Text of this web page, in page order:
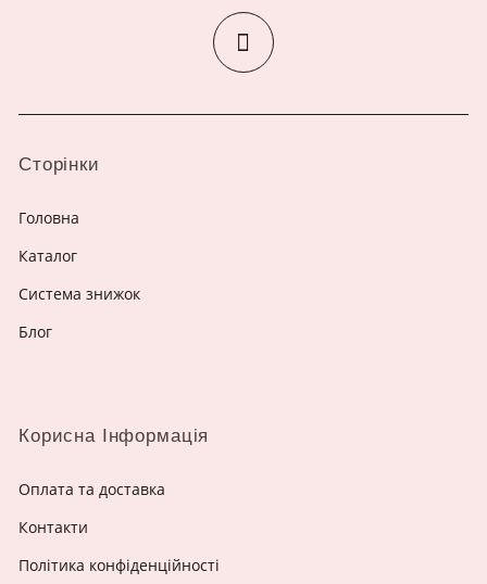
Сторінки
Головна
Каталог
Система знижок
Блог
Корисна Інформація
Оплата та доставка
Контакти
Політика конфіденційності